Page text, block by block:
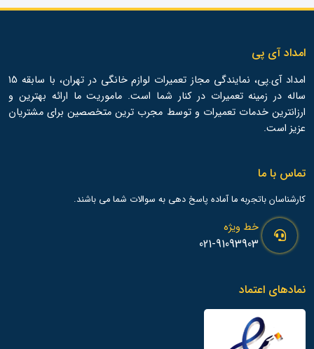
امداد آی پی
امداد آی.پی، نمایندگی مجاز تعمیرات لوازم خانگی در تهران، با سابقه 15
ساله در زمینه تعمیرات در کنار شما است. ماموریت ما ارائه بهترین و
ارزانترین خدمات تعمیرات و توسط مجرب ترین متخصصین برای مشتریان
عزیز است.
تماس با ما
کارشناسان باتجربه ما آماده پاسخ دهی به سوالات شما می باشند.
خط ویژه
021-91093903
نمادهای اعتماد